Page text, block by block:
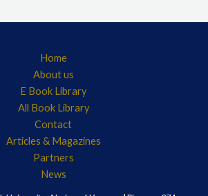
Home
About us
E Book Library
All Book Library
Contact
Articles & Magazines
Partners
News